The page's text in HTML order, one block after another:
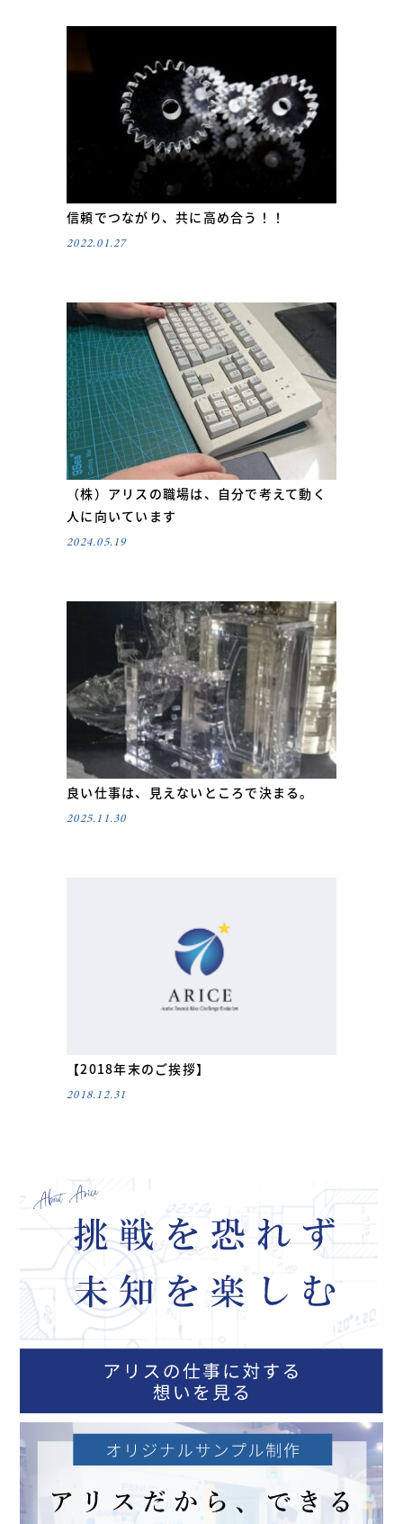
信頼でつながり、共に高め合う！！
2022.01.27
（株）アリスの職場は、自分で考えて動く
人に向いています
2024.05.19
良い仕事は、見えないところで決まる。
2025.11.30
【2018年末のご挨拶】
2018.12.31